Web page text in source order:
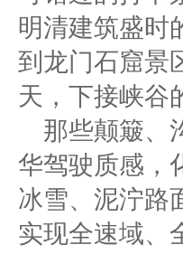
明清建筑盛时
到龙门石窟景
天，下接峡谷
那些颠簸、
华驾驶质感，
冰雪、泥泞路
实现全速域、